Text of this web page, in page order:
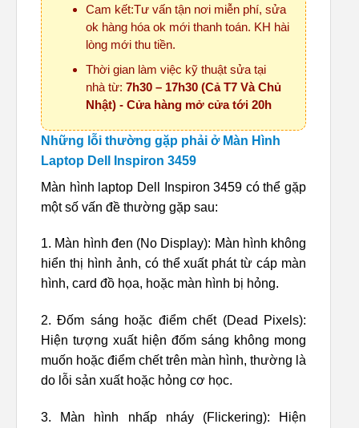
Cam kết:Tư vấn tận nơi miễn phí, sửa
ok hàng hóa ok mới thanh toán. KH hài
lòng mới thu tiền.
Thời gian làm việc kỹ thuật sửa tại
nhà từ: 7h30 – 17h30 (Cả T7 Và Chủ
Nhật) - Cửa hàng mở cửa tới 20h
Những lỗi thường gặp phải ở Màn Hình
Laptop Dell Inspiron 3459
Màn hình laptop Dell Inspiron 3459 có thể gặp
một số vấn đề thường gặp sau:
1. Màn hình đen (No Display): Màn hình không
hiển thị hình ảnh, có thể xuất phát từ cáp màn
hình, card đồ họa, hoặc màn hình bị hỏng.
2. Đốm sáng hoặc điểm chết (Dead Pixels):
Hiện tượng xuất hiện đốm sáng không mong
muốn hoặc điểm chết trên màn hình, thường là
do lỗi sản xuất hoặc hỏng cơ học.
3. Màn hình nhấp nháy (Flickering): Hiện